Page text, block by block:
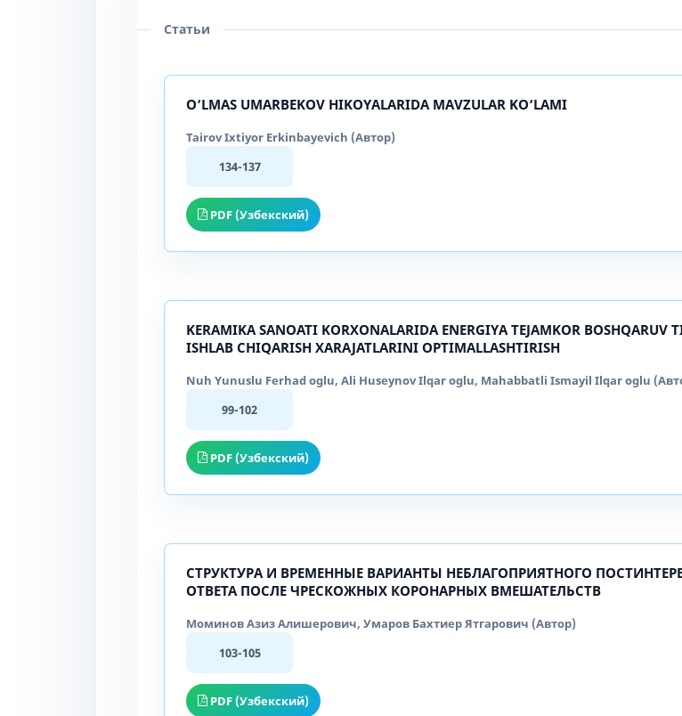
Статьи
O‘LMAS UMARBEKOV HIKOYALARIDA MAVZULAR KO‘LAMI
Tairov Ixtiyor Erkinbayevich (Автор)
134-137
PDF (Узбекский)
KERAMIKA SANOATI KORXONALARIDA ENERGIYA TEJAMKOR BOSHQARUV
ISHLAB CHIQARISH XARAJATLARINI OPTIMALLASHTIRISH
Nuh Yunuslu Ferhad oglu, Ali Huseynov Ilqar oglu, Mahabbatli Ismayil Ilqar oglu
99-102
PDF (Узбекский)
СТРУКТУРА И ВРЕМЕННЫЕ ВАРИАНТЫ НЕБЛАГОПРИЯТНОГО
ОТВЕТА ПОСЛЕ ЧРЕСКОЖНЫХ КОРОНАРНЫХ ВМЕШАТЕЛЬСТВ
Моминов Азиз Алишерович, Умаров Бахтиер Ятгарович (Автор)
103-105
PDF (Узбекский)